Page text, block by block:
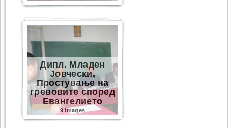
Дипл. Младен
Јовчески,
Простување на
гревовите според
Eвангелието
9 images